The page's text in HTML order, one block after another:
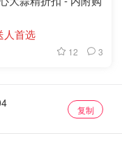
人首选
12 3
复制